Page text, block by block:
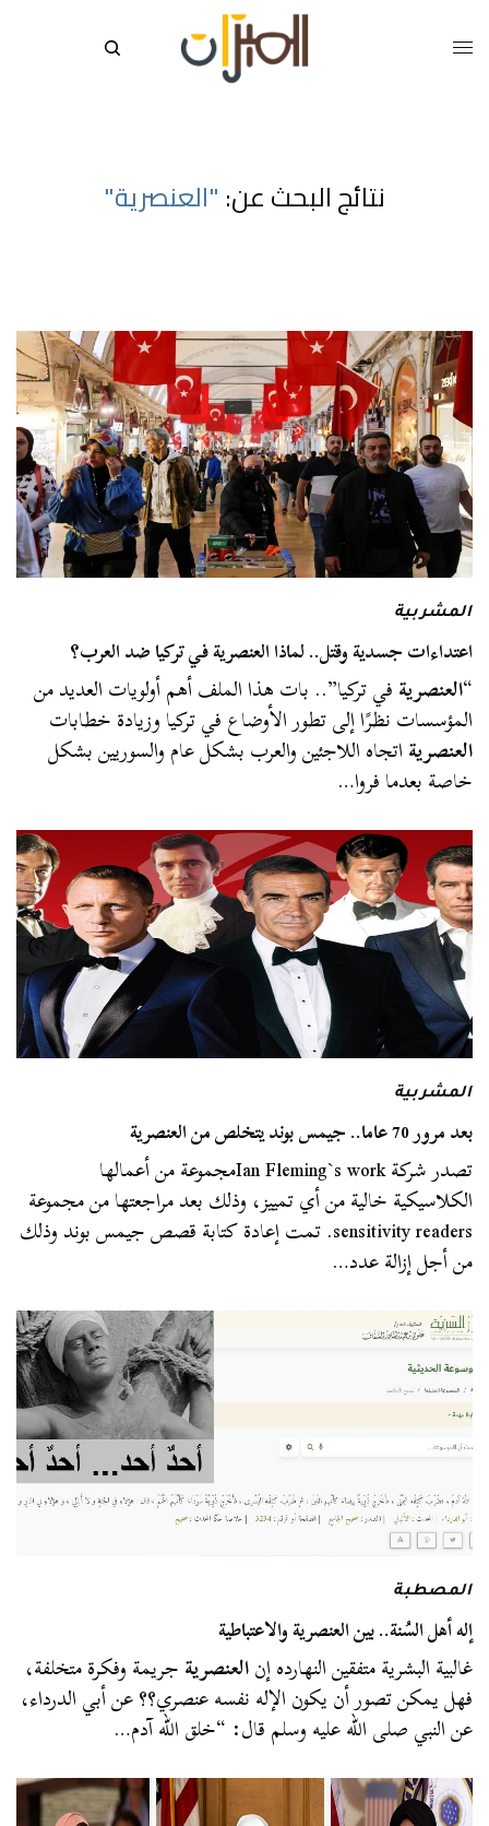
نتائج البحث عن: "العنصرية"
المشربية
اعتداءات جسدية وقتل.. لماذا العنصرية في تركيا ضد العرب؟
“العنصريةفي تركيا”.. بات هذا الملف أهم أولويات العديد من
المؤسسات نظرًا إلى تطور الأوضاع في تركيا وزيادة خطابات
العنصريةاتجاه اللاجئين والعرب بشكل عام والسوريين بشكل
خاصة بعدما فروا…
المشربية
بعد مرور 70 عاما.. جيمس بوند يتخلص من العنصرية
تصدر شركة Ian Fleming`s workمجموعة من أعمالها
الكلاسيكية خالية من أي تمييز، وذلك بعد مراجعتها من مجموعة
sensitivity readers. تمت إعادة كتابة قصص جيمس بوند وذلك
من أجل إزالة عدد…
المصطبة
إله أهل السُنة.. بين العنصرية والاعتباطية
غالبية البشرية متفقين النهارده إنالعنصريةجريمة وفكرة متخلفة،
فهل يمكن تصور أن يكون الإله نفسه عنصري؟؟ عن أبي الدرداء،
عن النبي صلى الله عليه وسلم قال: “خلق الله آدم…